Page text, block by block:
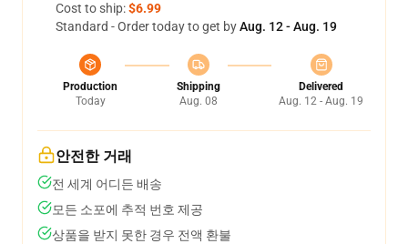
Cost to ship:$6.99
Standard - Order today to get byAug. 12 - Aug. 19
Production
Today
Shipping
Aug. 08
Delivered
Aug. 12 - Aug. 19
안전한 거래
전 세계 어디든 배송
모든 소포에 추적 번호 제공
상품을 받지 못한 경우 전액 환불